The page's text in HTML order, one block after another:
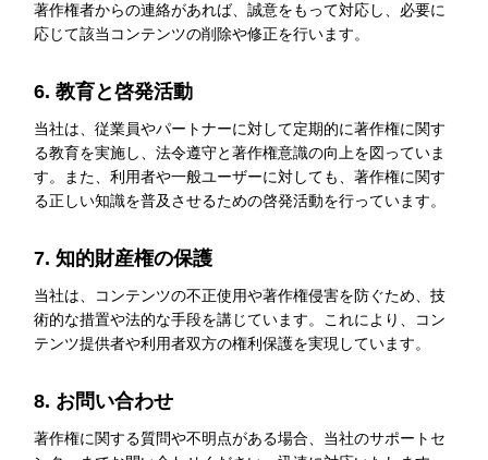
著作権者からの連絡があれば、誠意をもって対応し、必要に
応じて該当コンテンツの削除や修正を行います。
6. 教育と啓発活動
当社は、従業員やパートナーに対して定期的に著作権に関す
る教育を実施し、法令遵守と著作権意識の向上を図っていま
す。また、利用者や一般ユーザーに対しても、著作権に関す
る正しい知識を普及させるための啓発活動を行っています。
7. 知的財産権の保護
当社は、コンテンツの不正使用や著作権侵害を防ぐため、技
術的な措置や法的な手段を講じています。これにより、コン
テンツ提供者や利用者双方の権利保護を実現しています。
8. お問い合わせ
著作権に関する質問や不明点がある場合、当社のサポートセ